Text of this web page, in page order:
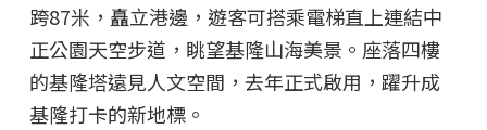
跨87米，矗立港邊，遊客可搭乘電梯直上連結中
正公園天空步道，眺望基隆山海美景。座落四樓
的基隆塔遠見人文空間，去年正式啟用，躍升成
基隆打卡的新地標。